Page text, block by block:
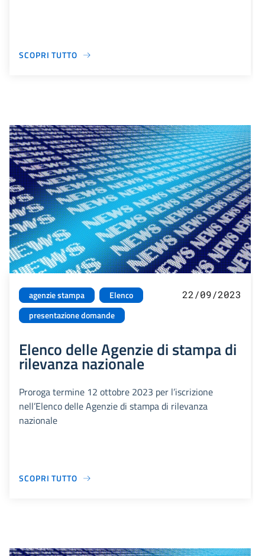
SCOPRI TUTTO
agenzie stampa
Elenco
presentazione domande
22/09/2023
Elenco delle Agenzie di stampa di
rilevanza nazionale
Proroga termine 12 ottobre 2023 per l’iscrizione
nell’Elenco delle Agenzie di stampa di rilevanza
nazionale
SCOPRI TUTTO